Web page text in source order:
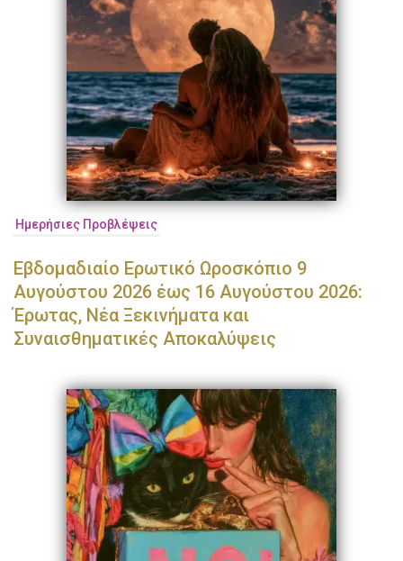
Ημερήσιες Προβλέψεις
Εβδομαδιαίο Ερωτικό Ωροσκόπιο 9
Αυγούστου 2026 έως 16 Αυγούστου 2026:
Έρωτας, Νέα Ξεκινήματα και
Συναισθηματικές Αποκαλύψεις